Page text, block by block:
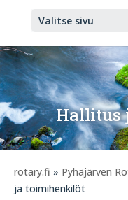
Valitse sivu
Hallitus
rotary.fi » Pyhäjärven
ja toimihenkilöt